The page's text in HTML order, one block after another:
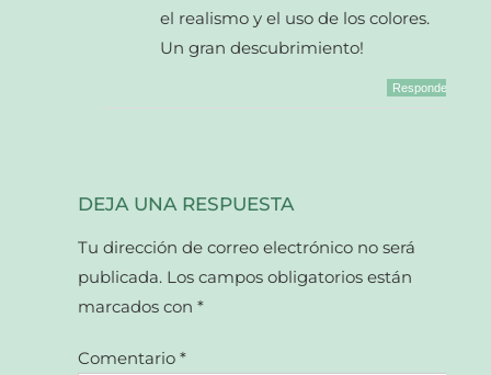
el realismo y el uso de los colores.
Un gran descubrimiento!
Responder
DEJA UNA RESPUESTA
Tu dirección de correo electrónico no será
publicada. Los campos obligatorios están
marcados con*
Comentario*